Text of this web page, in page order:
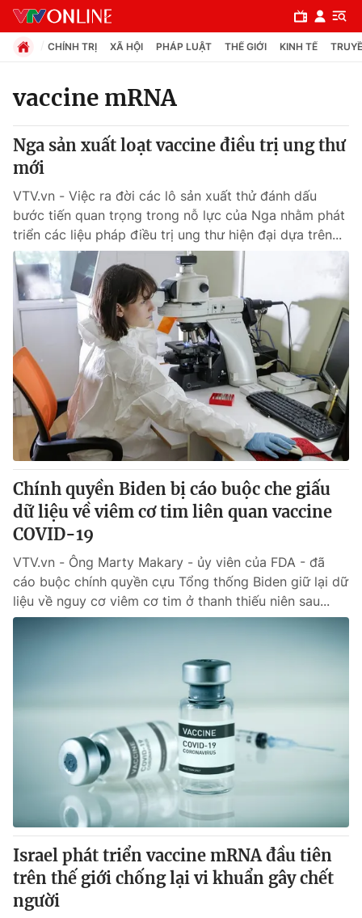
Chuyên mục
Chính trị
Xã hội
Pháp luật
Y tế
Thế giới
Tin tức
Thế giới đó đây
Câu chuyện quốc tế
Kinh tế
Tài chính
Thị trường
Góc doanh nghiệp
Dữ liệu và đời sống
Truyền hình
Phim VTV
Hậu trường
Nhân vật
Khán giả
Giải trí
Điện ảnh
Âm nhạc
Đời sống
Du lịch
Hitech Công nghệ tương lai
Sản phẩm
Thị trường
Giao lưu trực tuyến
Lịch phát sóng
Chuyên mục khác
Emagazine Podcast
Photo
CHÍNH TRỊ XÃ HỘI PHÁP LUẬT THẾ GIỚI KINH TẾ
vaccine mRNA
Nga sản xuất loạt vaccine điều trị ung thư
mới
VTV.vn - Việc ra đời các lô sản xuất thử đánh dấu
bước tiến quan trọng trong nỗ lực của Nga nhằm phát
triển các liệu pháp điều trị ung thư hiện đại dựa trên...
Chính quyền Biden bị cáo buộc che giấu
dữ liệu về viêm cơ tim liên quan vaccine
COVID-19
VTV.vn - Ông Marty Makary - ủy viên của FDA - đã
cáo buộc chính quyền cựu Tổng thống Biden giữ lại dữ
liệu về nguy cơ viêm cơ tim ở thanh thiếu niên sau...
Israel phát triển vaccine mRNA đầu tiên
trên thế giới chống lại vi khuẩn gây chết
người